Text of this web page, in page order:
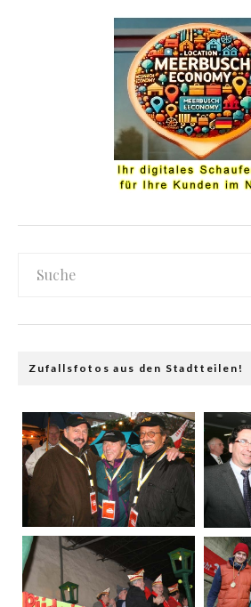
Zufallsfotos aus den Stadtteilen!